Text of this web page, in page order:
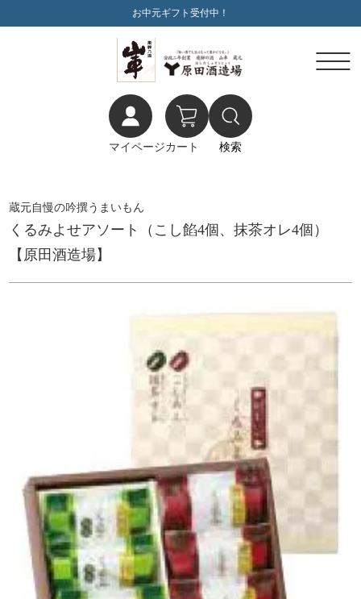
お中元ギフト受付中！
マイページカート 検索
蔵元自慢の吟撰うまいもん
くるみよせアソート（こし餡4個、抹茶オレ4個）
【原田酒造場】